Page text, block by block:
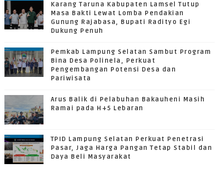
Karang Taruna Kabupaten Lamsel Tutup
Masa Bakti Lewat Lomba Pendakian
Gunung Rajabasa, Bupati Radityo Egi
Dukung Penuh
Pemkab Lampung Selatan Sambut Program
Bina Desa Polinela, Perkuat
Pengembangan Potensi Desa dan
Pariwisata
Arus Balik di Pelabuhan Bakauheni Masih
Ramai pada H+5 Lebaran
TPID Lampung Selatan Perkuat Penetrasi
Pasar, Jaga Harga Pangan Tetap Stabil dan
Daya Beli Masyarakat